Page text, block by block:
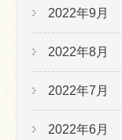
2022年9月
2022年8月
2022年7月
2022年6月